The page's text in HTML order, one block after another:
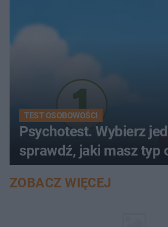
TEST OSOBOWOŚCI
Psychotest. Wybierz
sprawdź, jaki masz typ
ZOBACZ WIĘCEJ